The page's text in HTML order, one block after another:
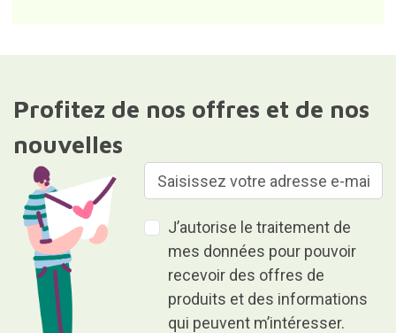
Profitez de nos offres et de nos
nouvelles
J’autorise le traitement de
mes données pour pouvoir
recevoir des offres de
produits et des informations
qui peuvent m’intéresser.